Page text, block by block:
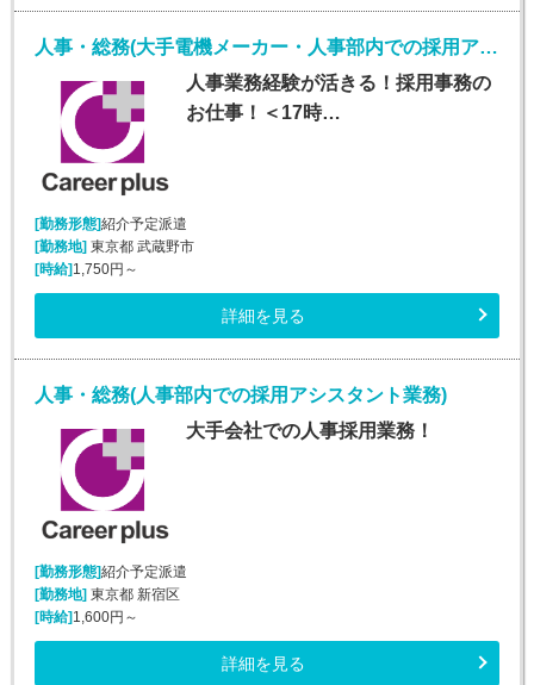
人事・総務(大手電機メーカー・人事部内での採用アシスタント業務)
人事業務経験が活きる！採用事務の
お仕事！＜17時…
[勤務形態]紹介予定派遣
[勤務地] 東京都 武蔵野市
[時給] 1,750円～
詳細を見る
人事・総務(人事部内での採用アシスタント業務)
大手会社での人事採用業務！
[勤務形態]紹介予定派遣
[勤務地] 東京都 新宿区
[時給] 1,600円～
詳細を見る